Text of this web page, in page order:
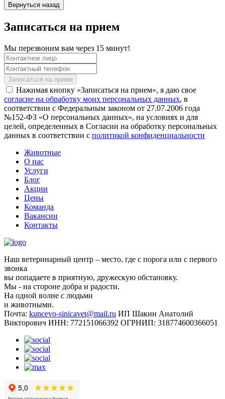
Вернуться назад
Записаться на прием
Мы перезвоним вам через 15 минут!
Нажимая кнопку «Записаться на прием», я даю свое
согласие на обработку моих персональных данных, в
соответствии с Федеральным законом от 27.07.2006 года
№152-ФЗ «О персональных данных», на условиях и для
целей, определенных в Согласии на обработку персональных
данных в соответствии с политикой конфиденциальности
Животные
О нас
Услуги
Блог
Акции
Цены
Команда
Вакансии
Контакты
Наш ветеринарный центр – место, где с порога или с первого
звонка
вы попадаете в приятную, дружескую обстановку.
Мы - на стороне добра и радости.
На одной волне с людьми
и животными.
Почта: kuncevo-sinicavet@mail.ru ИП Шакин Анатолий
Викторович ИНН: 772151066392 ОГРНИП: 318774600366051